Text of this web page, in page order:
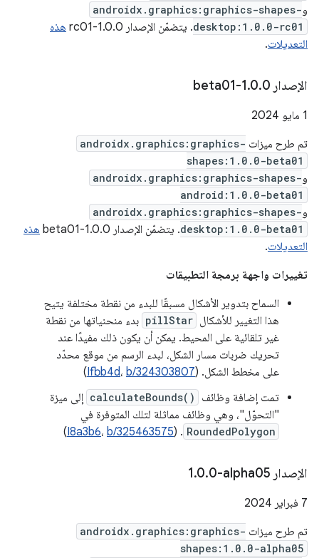
وandroidx.graphics:graphics-shapes-
desktop:1.0.0-rc01. يتضمّن الإصدار 1.0.0-rc01
هذه
التعديلات.
الإصدار 1 .0.0-beta01
‫1 مايو 2024
تم طرح ميزات androidx.graphics:graphics-
shapes:1.0.0-beta01
وandroidx.graphics:graphics-shapes-
android:1.0.0-beta01
وandroidx.graphics:graphics-shapes-
desktop:1.0.0-beta01. يتضمّن الإصدار 1.0.0-beta01
هذه
التعديلات.
تغييرات واجهة برمجة التطبيقات
السماح بتدوير الأشكال مسبقًا للبدء من نقطة مختلفة يتيح
هذا التغيير للأشكال pillStar بدء منحنياتها من نقطة
غير تلقائية على المحيط. يمكن أن يكون ذلك مفيدًا عند
تحريك ضربات مسار الشكل، لبدء الرسم من موقع محدّد
على مخطط الشكل. (
Ifbb4d، b/324303807
)
تمت إضافة وظائف
calculateBounds() إلى ميزة
"التحوّل"، وهي وظائف مماثلة لتلك المتوفرة في
RoundedPolygon
. (
I8a3b6، b/325463575
)
الإصدار ‎1 .0.0-alpha05
‫7 فبراير 2024
تم طرح ميزات androidx.graphics:graphics-
shapes:1.0.0-alpha05